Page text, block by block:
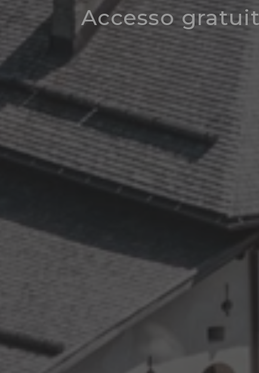
Accesso